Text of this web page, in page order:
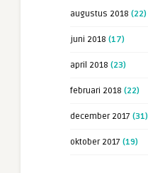
augustus 2018 (22)
juni 2018 (17)
april 2018 (23)
februari 2018 (22)
december 2017 (31)
oktober 2017 (19)